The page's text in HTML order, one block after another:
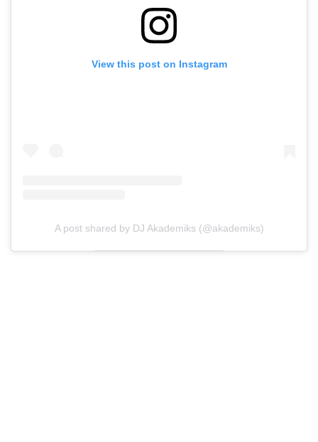
View this post on Instagram
A post shared by DJ Akademiks (@akademiks)